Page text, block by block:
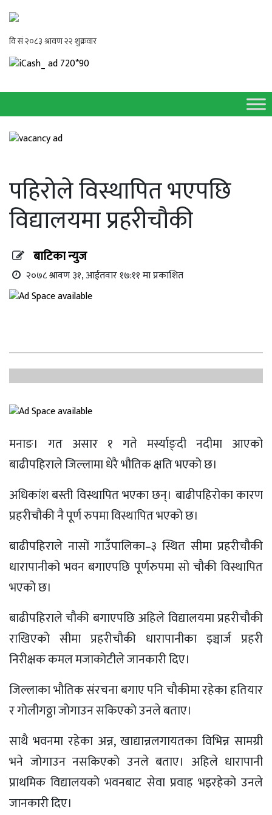
पहिरोले विस्थापित भएपछि
विद्यालयमा प्रहरीचौकी
बाटिका न्युज
२०७८ श्रावण ३१, आईतवार १७:११ मा प्रकाशित
मनाङ। गत असार १ गते मर्स्याङ्दी नदीमा आएको
बाढीपहिराले जिल्लामा धेरै भौतिक क्षति भएको छ।
अधिकांश बस्ती विस्थापित भएका छन्। बाढीपहिरोका कारण
प्रहरीचौकी नै पूर्ण रुपमा विस्थापित भएको छ।
बाढीपहिराले नासों गाउँपालिका–३ स्थित सीमा प्रहरीचौकी
धारापानीको भवन बगाएपछि पूर्णरुपमा सो चौकी विस्थापित
भएको छ।
बाढीपहिराले चौकी बगाएपछि अहिले विद्यालयमा प्रहरीचौकी
राखिएको सीमा प्रहरीचौकी धारापानीका इञ्चार्ज प्रहरी
निरीक्षक कमल मजाकोटीले जानकारी दिए।
जिल्लाका भौतिक संरचना बगाए पनि चौकीमा रहेका हतियार
र गोलीगठ्ठा जोगाउन सकिएको उनले बताए।
साथै भवनमा रहेका अन्न, खाद्यान्नलगायतका विभिन्न सामग्री
भने जोगाउन नसकिएको उनले बताए। अहिले धारापानी
प्राथमिक विद्यालयको भवनबाट सेवा प्रवाह भइरहेको उनले
जानकारी दिए।